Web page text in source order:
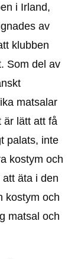
i Irland,
av
klubben
Som del av
matsalar
är lätt att få
palats, inte
kostym och
äta i den
kostym och
matsal och